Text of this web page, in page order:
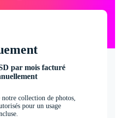
par mois facturé
collection de photos,
pour un usage